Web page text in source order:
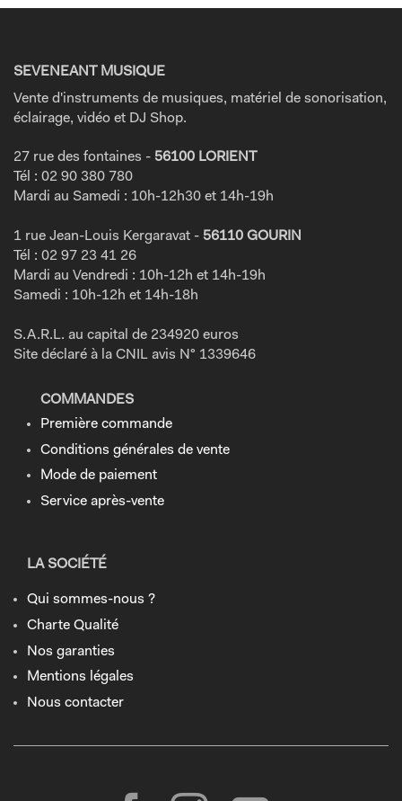
SEVENEANT MUSIQUE
Vente d'instruments de musiques, matériel de sonorisation,
éclairage, vidéo et DJ Shop.
27 rue des fontaines - 56100 LORIENT
Tél : 02 90 380 780
Mardi au Samedi : 10h-12h30 et 14h-19h
1 rue Jean-Louis Kergaravat - 56110 GOURIN
Tél : 02 97 23 41 26
Mardi au Vendredi : 10h-12h et 14h-19h
Samedi : 10h-12h et 14h-18h
S.A.R.L. au capital de 234920 euros
Site déclaré à la CNIL avis N° 1339646
COMMANDES
Première commande
Conditions générales de vente
Mode de paiement
Service après-vente
LA SOCIÉTÉ
Qui sommes-nous ?
Charte Qualité
Nos garanties
Mentions légales
Nous contacter